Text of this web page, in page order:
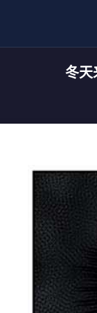
冬天